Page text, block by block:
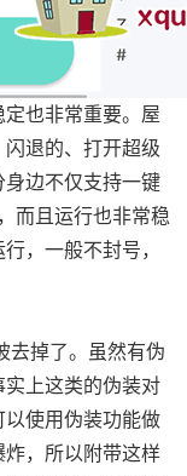
也非常重要。屋
退的、打开超级
边不仅支持一键
而且运行也非常稳
，一般不封号，
去掉了。虽然有伪
上这类的伪装对
使用伪装功能做
炸，所以附带这样